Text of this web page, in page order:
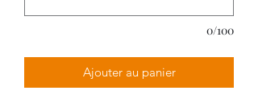
0/100
Ajouter au panier